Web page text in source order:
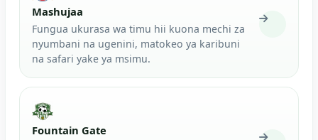
Mashujaa
Fungua ukurasa wa timu hii kuona mechi za
nyumbani na ugenini, matokeo ya karibuni
na safari yake ya msimu.
Fountain Gate